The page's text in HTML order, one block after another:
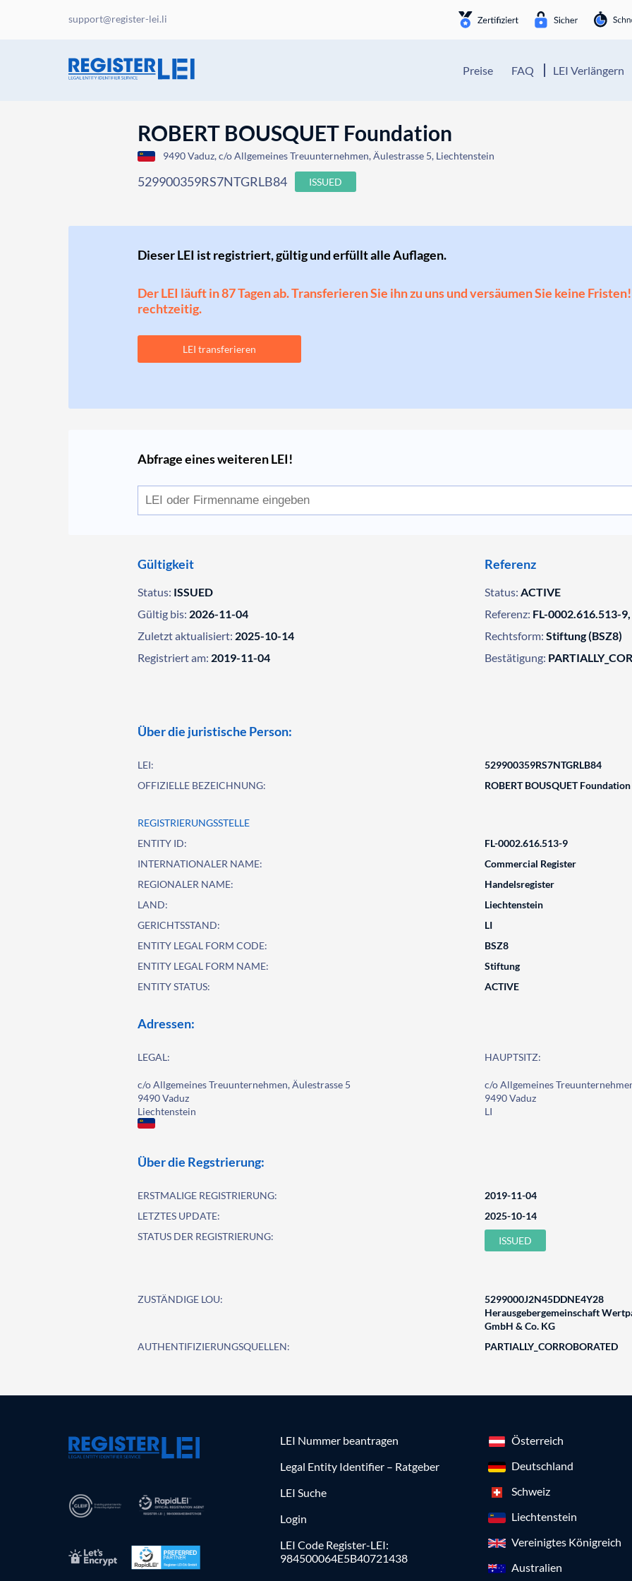
support@register-lei.li
Preise FAQ LEI Verlängern
ROBERT BOUSQUET Foundation
9490 Vaduz, c/o Allgemeines Treuunternehmen, Äulestrasse 5, Liechtenstein
529900359RS7NTGRLB84 ISSUED
Dieser LEI ist registriert, gültig und erfüllt alle Auflagen.
Der LEI läuft in 87 Tagen ab. Transferieren Sie ihn zu uns und versäumen Sie keine
rechtzeitig.
LEI transferieren
Abfrage eines weiteren LEI!
Gültigkeit
Status: ISSUED
Gültig bis: 2026-11-04
Zuletzt aktualisiert: 2025-10-14
Registriert am: 2019-11-04
Referenz
Status: ACTIVE
Referenz: FL-0002.616.513-
Rechtsform: Stiftung (BSZ8)
Bestätigung:
Über die juristische Person:
LEI:
529900359RS7NTGRLB84
OFFIZIELLE BEZEICHNUNG:
ROBERT BOUSQUET Foundation
REGISTRIERUNGSSTELLE
ENTITY ID:
FL-0002.616.513-9
INTERNATIONALER NAME:
Commercial Register
REGIONALER NAME:
Handelsregister
LAND:
Liechtenstein
GERICHTSSTAND:
LI
ENTITY LEGAL FORM CODE:
BSZ8
ENTITY LEGAL FORM NAME:
Stiftung
ENTITY STATUS:
ACTIVE
Adressen:
LEGAL:
c/o Allgemeines Treuunternehmen, Äulestrasse 5
9490 Vaduz
Liechtenstein
HAUPTSITZ:
c/o Allgemeines
9490 Vaduz
LI
Über die Regstrierung:
ERSTMALIGE REGISTRIERUNG:
2019-11-04
LETZTES UPDATE:
2025-10-14
STATUS DER REGISTRIERUNG:
ISSUED
ZUSTÄNDIGE LOU:
5299000J2N45DDNE4Y28
Herausgebergemeinschaft
GmbH & Co. KG
AUTHENTIFIZIERUNGSQUELLEN:
PARTIALLY_CORROBORATED
LEI Nummer beantragen
Legal Entity Identifier – Ratgeber
LEI Suche
Login
LEI Code Register-LEI:
984500064E5B40721438
Österreich
Deutschland
Schweiz
Liechtenstein
Vereinigtes Königreich
Australien